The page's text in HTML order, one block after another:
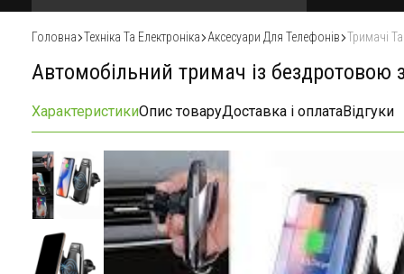
Головна Техніка Та Електроніка Аксесуари Для Телефонів Тримачі
Автомобільний тримач із бездротовою
ХарактеристикиОпис товаруДоставка і оплатаВідгуки